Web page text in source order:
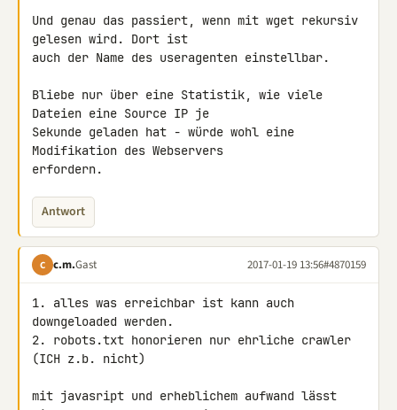
Und genau das passiert, wenn mit wget rekursiv
gelesen wird. Dort ist
auch der Name des useragenten einstellbar.
Bliebe nur über eine Statistik, wie viele
Dateien eine Source IP je
Sekunde geladen hat - würde wohl eine
Modifikation des Webservers
erfordern.
Antwort
C c.m.Gast 2017-01-19 13:56#4870159
1. alles was erreichbar ist kann auch
downgeloaded werden.
2. robots.txt honorieren nur ehrliche crawler
(ICH z.b. nicht)
mit javasript und erheblichem aufwand lässt